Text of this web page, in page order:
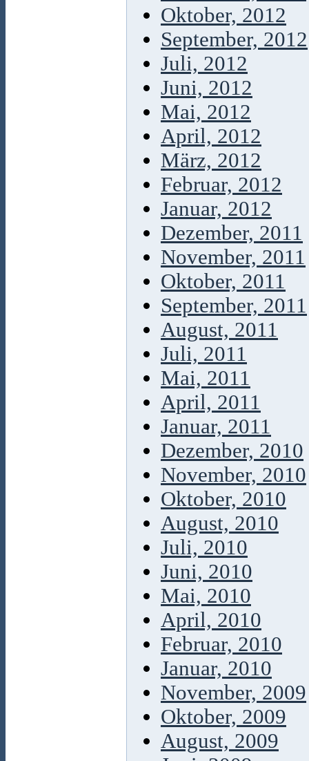
Oktober, 2012
September, 2012
Juli, 2012
Juni, 2012
Mai, 2012
April, 2012
März, 2012
Februar, 2012
Januar, 2012
Dezember, 2011
November, 2011
Oktober, 2011
September, 2011
August, 2011
Juli, 2011
Mai, 2011
April, 2011
Januar, 2011
Dezember, 2010
November, 2010
Oktober, 2010
August, 2010
Juli, 2010
Juni, 2010
Mai, 2010
April, 2010
Februar, 2010
Januar, 2010
November, 2009
Oktober, 2009
August, 2009